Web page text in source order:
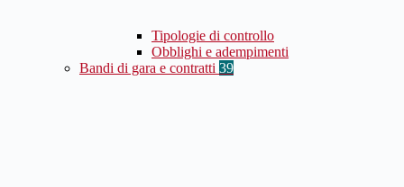
Tipologie di controllo
Obblighi e adempimenti
Bandi di gara e contratti 39